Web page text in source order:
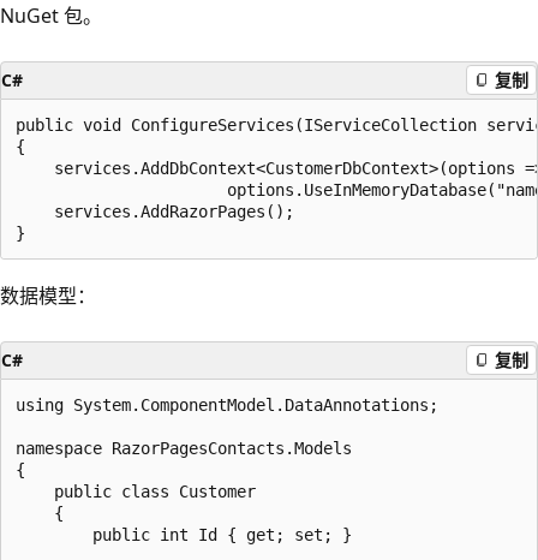
NuGet 包。
C# 复制
public void ConfigureServices(IServiceCollection
{
services.AddDbContext<CustomerDbContext>(options
    services.AddRazorPages();
数据模型：
C# 复制
using System.ComponentModel.DataAnnotations;
namespace RazorPagesContacts.Models
{
    public class Customer
    {
        public int Id { get; set; }